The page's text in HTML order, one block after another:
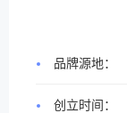
品牌源地：
创立时间：